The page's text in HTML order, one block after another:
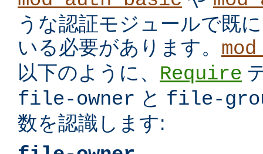
うな認証モジュールで既
いる必要があります。
以下のように、 Require
file-owner と file-
数を認識します: